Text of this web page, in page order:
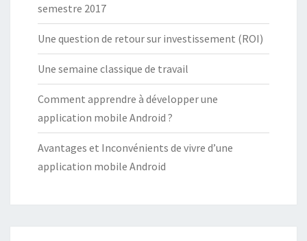
semestre 2017
Une question de retour sur investissement (ROI)
Une semaine classique de travail
Comment apprendre à développer une
application mobile Android ?
Avantages et Inconvénients de vivre d’une
application mobile Android